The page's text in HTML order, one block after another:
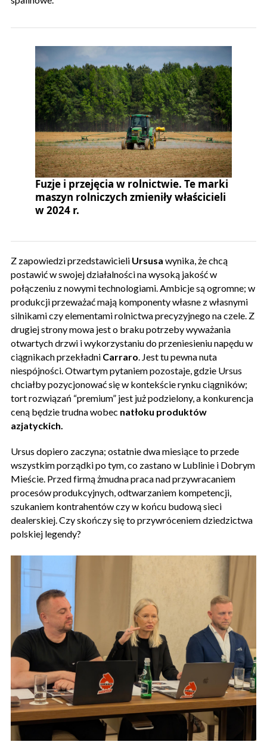
Fuzje i przejęcia w rolnictwie. Te marki
maszyn rolniczych zmieniły właścicieli
w 2024 r.
Z zapowiedzi przedstawicieli Ursusa wynika, że chcą
postawić w swojej działalności na wysoką jakość w
połączeniu z nowymi technologiami. Ambicje są ogromne; w
produkcji przeważać mają komponenty własne z własnymi
silnikami czy elementami rolnictwa precyzyjnego na czele. Z
drugiej strony mowa jest o braku potrzeby wyważania
otwartych drzwi i wykorzystaniu do przeniesieniu napędu w
ciągnikach przekładni Carraro. Jest tu pewna nuta
niespójności. Otwartym pytaniem pozostaje, gdzie Ursus
chciałby pozycjonować się w kontekście rynku ciągników;
tort rozwiązań “premium” jest już podzielony, a konkurencja
ceną będzie trudna wobec natłoku produktów
azjatyckich.
Ursus dopiero zaczyna; ostatnie dwa miesiące to przede
wszystkim porządki po tym, co zastano w Lublinie i Dobrym
Mieście. Przed firmą żmudna praca nad przywracaniem
procesów produkcyjnych, odtwarzaniem kompetencji,
szukaniem kontrahentów czy w końcu budową sieci
dealerskiej. Czy skończy się to przywróceniem dziedzictwa
polskiej legendy?